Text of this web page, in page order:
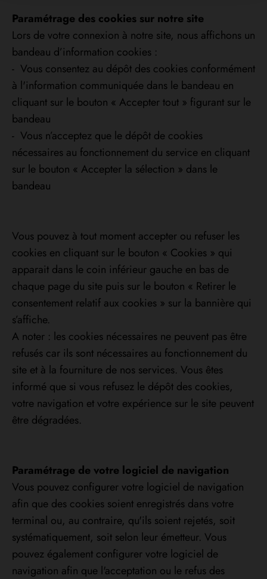
Paramétrage des cookies sur notre site
Lors de votre connexion à notre site, nous affichons un
bandeau d’information cookies :
- Vous consentez au dépôt des cookies conformément
à l'information communiquée dans le bandeau en
cliquant sur le bouton « Accepter tout » figurant sur le
bandeau
- Vous n’acceptez que le dépôt de cookies
nécessaires au fonctionnement du service en cliquant
sur le bouton « Accepter la sélection » dans le
bandeau
Vous pouvez à tout moment accepter ou refuser les
cookies en cliquant sur le bouton « Cookies » qui
apparait dans le coin inférieur gauche en bas de
chaque page du site puis sur le bouton « Retirer le
consentement relatif aux cookies » sur la bannière qui
s’affiche.
A noter : les cookies nécessaires ne peuvent pas être
refusés car ils sont nécessaires au fonctionnement du
site et à la fourniture de nos services. Vous êtes
informé que si vous refusez le dépôt des cookies,
votre navigation et votre expérience sur le site peuvent
être dégradées.
Paramétrage de votre logiciel de navigation
Vous pouvez configurer votre logiciel de navigation
afin que des cookies soient enregistrés dans votre
terminal ou, au contraire, qu'ils soient rejetés, soit
systématiquement, soit selon leur émetteur. Vous
pouvez également configurer votre logiciel de
navigation afin que l'acceptation ou le refus des